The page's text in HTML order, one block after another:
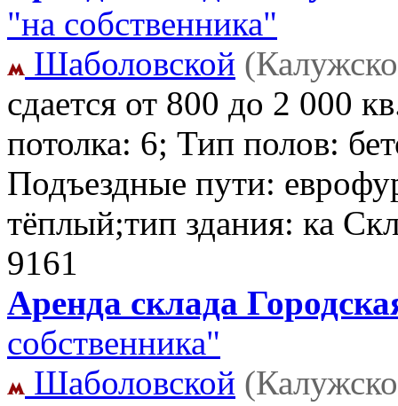
"на собственника"
Шаболовской
сдается от 800 до 2 000
потолка: 6; Тип полов:
Подъездные пути:
тёплый;тип здания: ка
9161
Аренда склада
собственника"
Шаболовской